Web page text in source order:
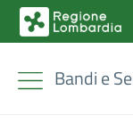
Bandi e